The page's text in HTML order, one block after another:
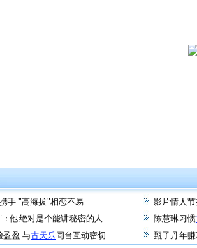
手 "高海拔"相恋不易
影片情人
他绝对是个能讲秘密的人 陈慧琳习惯
盈盈 与古天乐同台互动密切 甄子丹年